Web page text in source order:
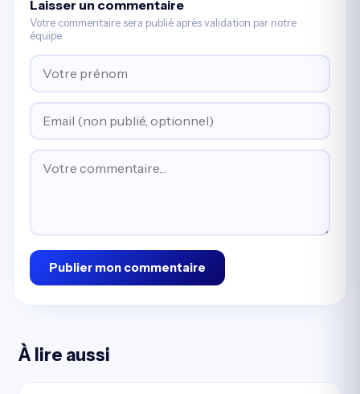
Laisser un commentaire
Votre commentaire sera publié après validation par notre
équipe.
Publier mon commentaire
À lire aussi